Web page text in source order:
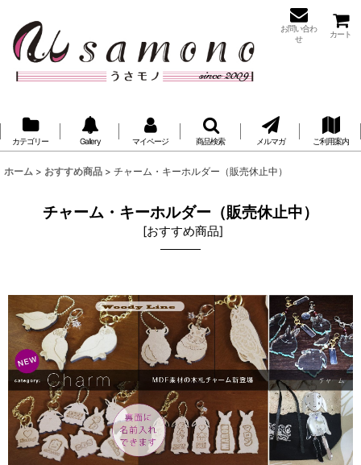
お問い合わ
せ
カート
カテゴリー Gallery マイページ 商品検索 メルマガ ご利用案内
ホーム > おすすめ商品 > チャーム・キーホルダー（販売休止中）
チャーム・キーホルダー（販売休止中）
[おすすめ商品]